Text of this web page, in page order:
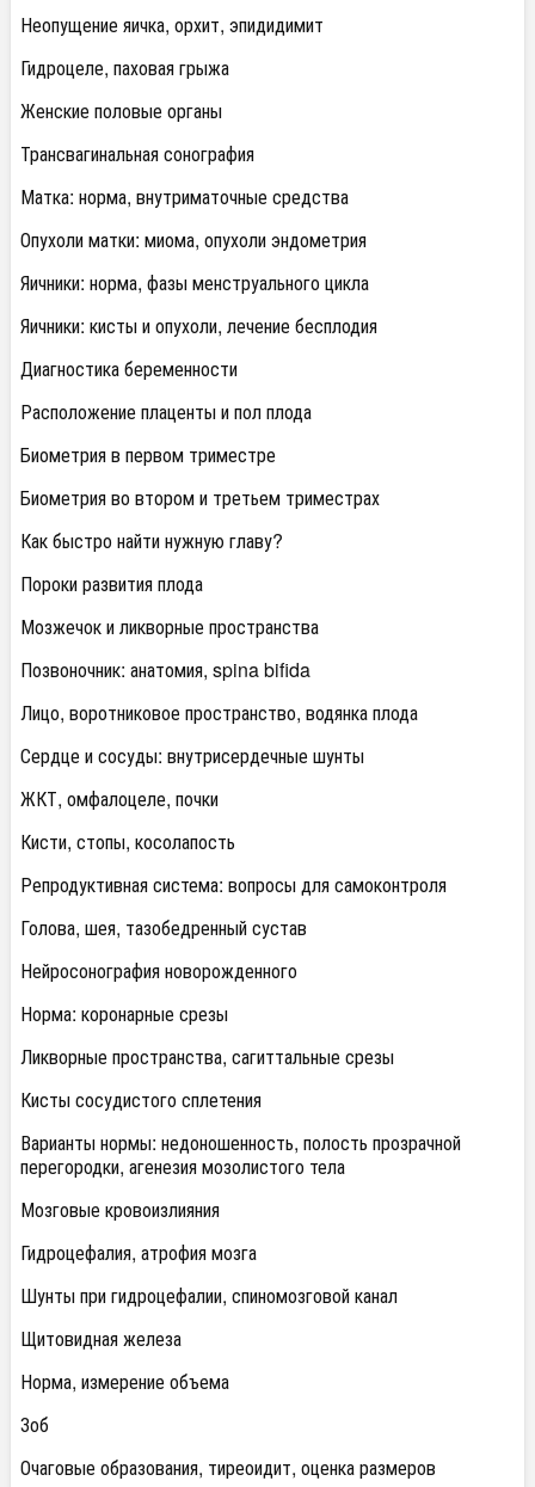
Неопущение яичка, орхит, эпидидимит
Гидроцеле, паховая грыжа
Женские половые органы
Трансвагинальная сонография
Матка: норма, внутриматочные средства
Опухоли матки: миома, опухоли эндометрия
Яичники: норма, фазы менструального цикла
Яичники: кисты и опухоли, лечение бесплодия
Диагностика беременности
Расположение плаценты и пол плода
Биометрия в первом триместре
Биометрия во втором и третьем триместрах
Как быстро найти нужную главу?
Пороки развития плода
Мозжечок и ликворные пространства
Позвоночник: анатомия, spina bifida
Лицо, воротниковое пространство, водянка плода
Сердце и сосуды: внутрисердечные шунты
ЖКТ, омфалоцеле, почки
Кисти, стопы, косолапость
Репродуктивная система: вопросы для самоконтроля
Голова, шея, тазобедренный сустав
Нейросонография новорожденного
Норма: коронарные срезы
Ликворные пространства, сагиттальные срезы
Кисты сосудистого сплетения
Варианты нормы: недоношенность, полость прозрачной
перегородки, агенезия мозолистого тела
Мозговые кровоизлияния
Гидроцефалия, атрофия мозга
Шунты при гидроцефалии, спиномозговой канал
Щитовидная железа
Норма, измерение объема
Зоб
Очаговые образования, тиреоидит, оценка размеров